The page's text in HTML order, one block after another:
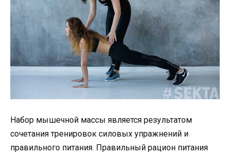
Набор мышечной массы является результатом
сочетания тренировок силовых упражнений и
правильного питания. Правильный рацион питания